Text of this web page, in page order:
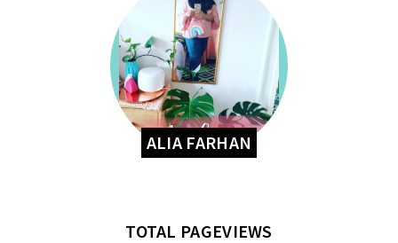
ALIA FARHAN
TOTAL PAGEVIEWS